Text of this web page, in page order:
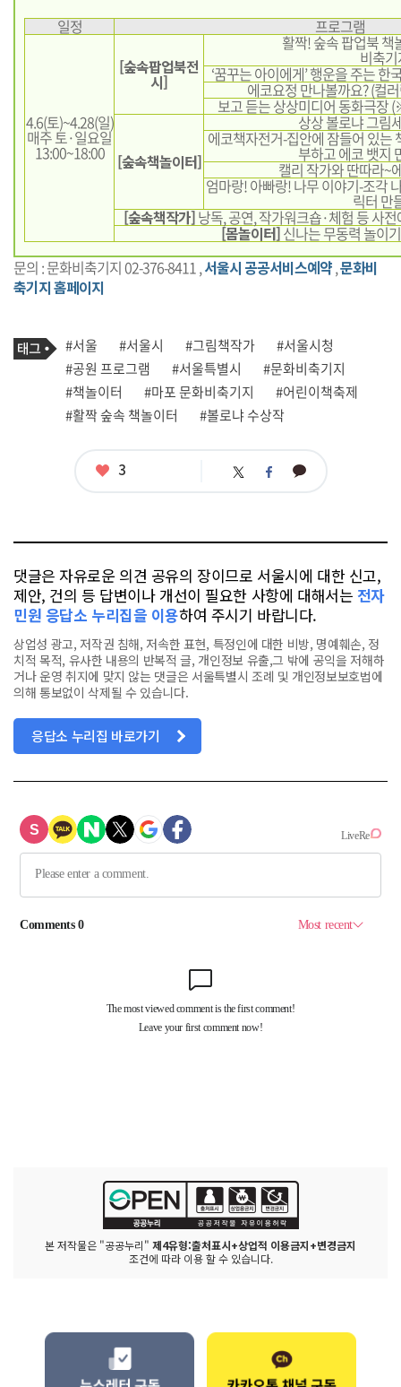
일정
프로그램
4.6(토)~4.28(일)
매주 토·일요일
13:00~18:00
[숲속팝업북전
시]
활짝! 숲속 팝업북 책
비축
‘꿈꾸는 아이에게’ 행운을 주는
에코요정 만나볼까요? (컬
보고 듣는 상상미디어 동화극장
[숲속책놀이터]
상상 볼로냐 그림
에코책자전거-집안에 잠들어 있는
부하고 에코 뱃지
캘리 작가와 딴따라~
엄마랑! 아빠랑! 나무 이야기-조각
릭터 만
[숲속책작가]낭독, 공연, 작가워크숍·체험 등 사
[몸놀이터]신나는 무동력 놀이기
문의 : 문화비축기지 02-376-8411 ,서울시 공공서비스예약,문화비
축기지 홈페이지
기
사
관
련
태
그
태
그
#서울 #서울시 #그림책작가
#서울시청
#공원 프로그램
#서울특별시
#문화비축기지
#책놀이터
#마포 문화비축기지
#어린이책축제
#활짝 숲속 책놀이터
#볼로냐 수상작
좋
3 트 페 카
댓글은 자유로운 의견 공유의 장이므로 서울시에 대한 신고,
제안, 건의 등 답변이나 개선이 필요한 사항에 대해서는 전자
민원 응답소 누리집을 이용하여 주시기 바랍니다.
상업성 광고, 저작권 침해, 저속한 표현, 특정인에 대한 비방, 명예훼손, 정
치적 목적, 유사한 내용의 반복적 글, 개인정보 유출,그 밖에 공익을 저해하
거나 운영 취지에 맞지 않는 댓글은 서울특별시 조례 및 개인정보보호법에
의해 통보없이 삭제될 수 있습니다.
응답소 누리집 바로가기
본 저작물은 "공공누리" 제4유형:출처표시+상업적 이용금지+변경금지
조건에 따라 이용 할 수 있습니다.